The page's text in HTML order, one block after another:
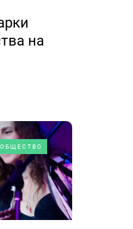
на
ОБЩЕСТВО